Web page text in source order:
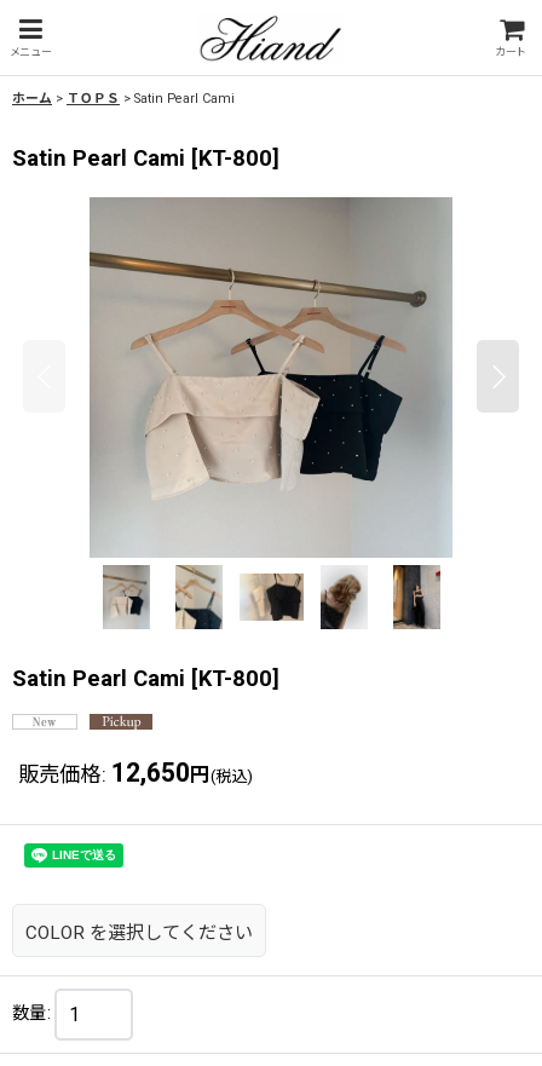
メニュー カート
ホーム > ＴＯＰＳ > Satin Pearl Cami
Satin Pearl Cami [KT-800]
Satin Pearl Cami [KT-800]
販売価格: 12,650 円 (税込)
COLOR を選択してください
数量: